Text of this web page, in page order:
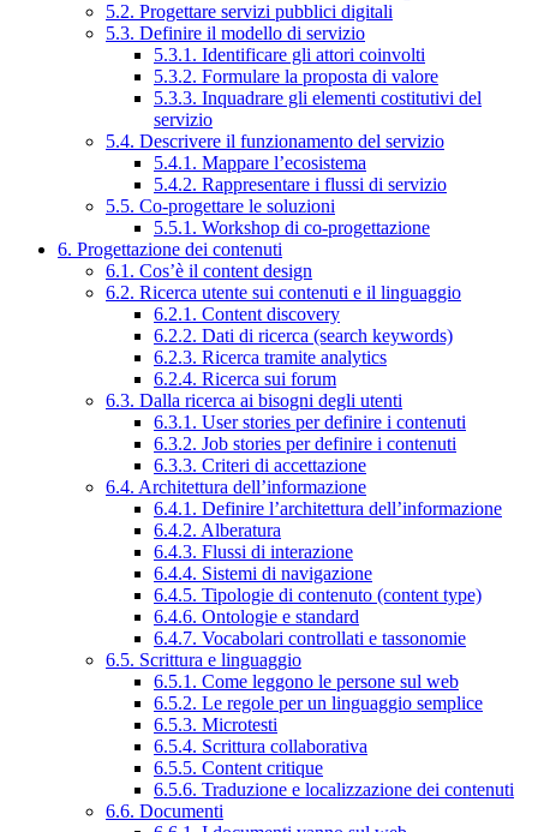
5.2. Progettare servizi pubblici digitali
5.3. Definire il modello di servizio
5.3.1. Identificare gli attori coinvolti
5.3.2. Formulare la proposta di valore
5.3.3. Inquadrare gli elementi costitutivi del
servizio
5.4. Descrivere il funzionamento del servizio
5.4.1. Mappare l’ecosistema
5.4.2. Rappresentare i flussi di servizio
5.5. Co-progettare le soluzioni
5.5.1. Workshop di co-progettazione
6. Progettazione dei contenuti
6.1. Cos’è il content design
6.2. Ricerca utente sui contenuti e il linguaggio
6.2.1. Content discovery
6.2.2. Dati di ricerca (search keywords)
6.2.3. Ricerca tramite analytics
6.2.4. Ricerca sui forum
6.3. Dalla ricerca ai bisogni degli utenti
6.3.1. User stories per definire i contenuti
6.3.2. Job stories per definire i contenuti
6.3.3. Criteri di accettazione
6.4. Architettura dell’informazione
6.4.1. Definire l’architettura dell’informazione
6.4.2. Alberatura
6.4.3. Flussi di interazione
6.4.4. Sistemi di navigazione
6.4.5. Tipologie di contenuto (content type)
6.4.6. Ontologie e standard
6.4.7. Vocabolari controllati e tassonomie
6.5. Scrittura e linguaggio
6.5.1. Come leggono le persone sul web
6.5.2. Le regole per un linguaggio semplice
6.5.3. Microtesti
6.5.4. Scrittura collaborativa
6.5.5. Content critique
6.5.6. Traduzione e localizzazione dei contenuti
6.6. Documenti